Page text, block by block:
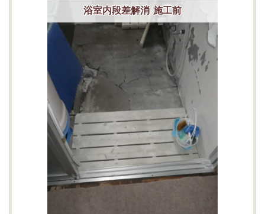
浴室内段差解消 施工前